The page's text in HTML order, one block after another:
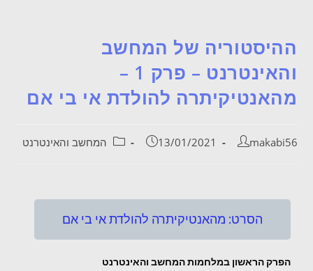
ההיסטוריה של המחשב
והאינטרנט – פרק 1 –
מהאנטיקיתרה להולדת אי בי אם
makabi56
13/01/2021 המחשב והאינטרנט
הסרט: מהאנטיקיתרה להולדת אי בי אם
הפרק הראשון במלחמות המחשב והאינטרנט